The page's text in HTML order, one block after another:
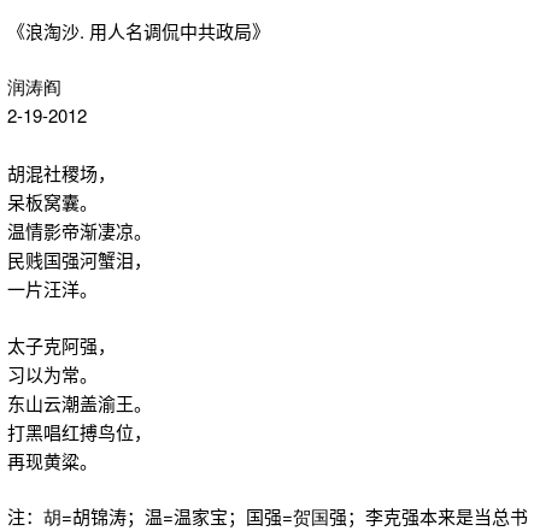
《浪淘沙. 用人名调侃中共政局》
润涛阎
2-19-2012
胡混社稷场，
呆板窝囊。
温情影帝渐凄凉。
民贱国强河蟹泪，
一片汪洋。
太子克阿强，
习以为常。
东山云潮盖渝王。
打黑唱红搏鸟位，
再现黄粱。
注： 胡=胡锦涛；温=温家宝；国强=贺国强；李克强本来是当总书